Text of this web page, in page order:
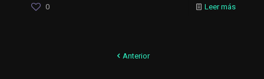
0 Leer más
Anterior